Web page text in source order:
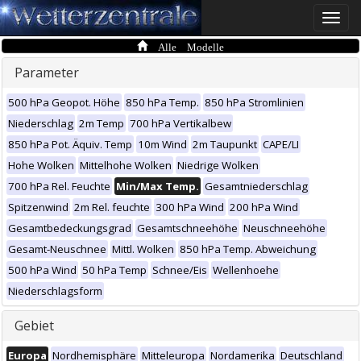
Toggle
Alle Modelle
Parameter
500 hPa Geopot. Höhe 850 hPa Temp. 850 hPa Stromlinien
Niederschlag 2m Temp 700 hPa Vertikalbew
850 hPa Pot. Äquiv. Temp 10m Wind 2m Taupunkt CAPE/LI
Hohe Wolken Mittelhohe Wolken Niedrige Wolken
700 hPa Rel. Feuchte Min/Max Temp. Gesamtniederschlag
Spitzenwind 2m Rel. feuchte 300 hPa Wind 200 hPa Wind
Gesamtbedeckungsgrad Gesamtschneehöhe Neuschneehöhe
Gesamt-Neuschnee Mittl. Wolken 850 hPa Temp. Abweichung
500 hPa Wind 50 hPa Temp Schnee/Eis Wellenhoehe
Niederschlagsform
Gebiet
Europa Nordhemisphäre Mitteleuropa Nordamerika Deutschland